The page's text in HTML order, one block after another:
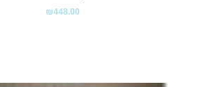
₪448.00